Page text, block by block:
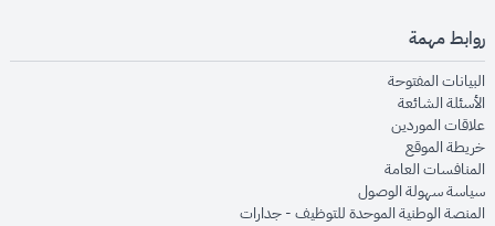
روابط مهمة
البيانات المفتوحةopens in new window
الأسئلة الشائعةopens in new window
علاقات الموردينopens in new window
خريطة الموقعopens in new window
المنافسات العامةopens in new window
سياسة سهولة الوصولopens in new window
المنصة الوطنية الموحدة للتوظيف - جداراتopens in new window